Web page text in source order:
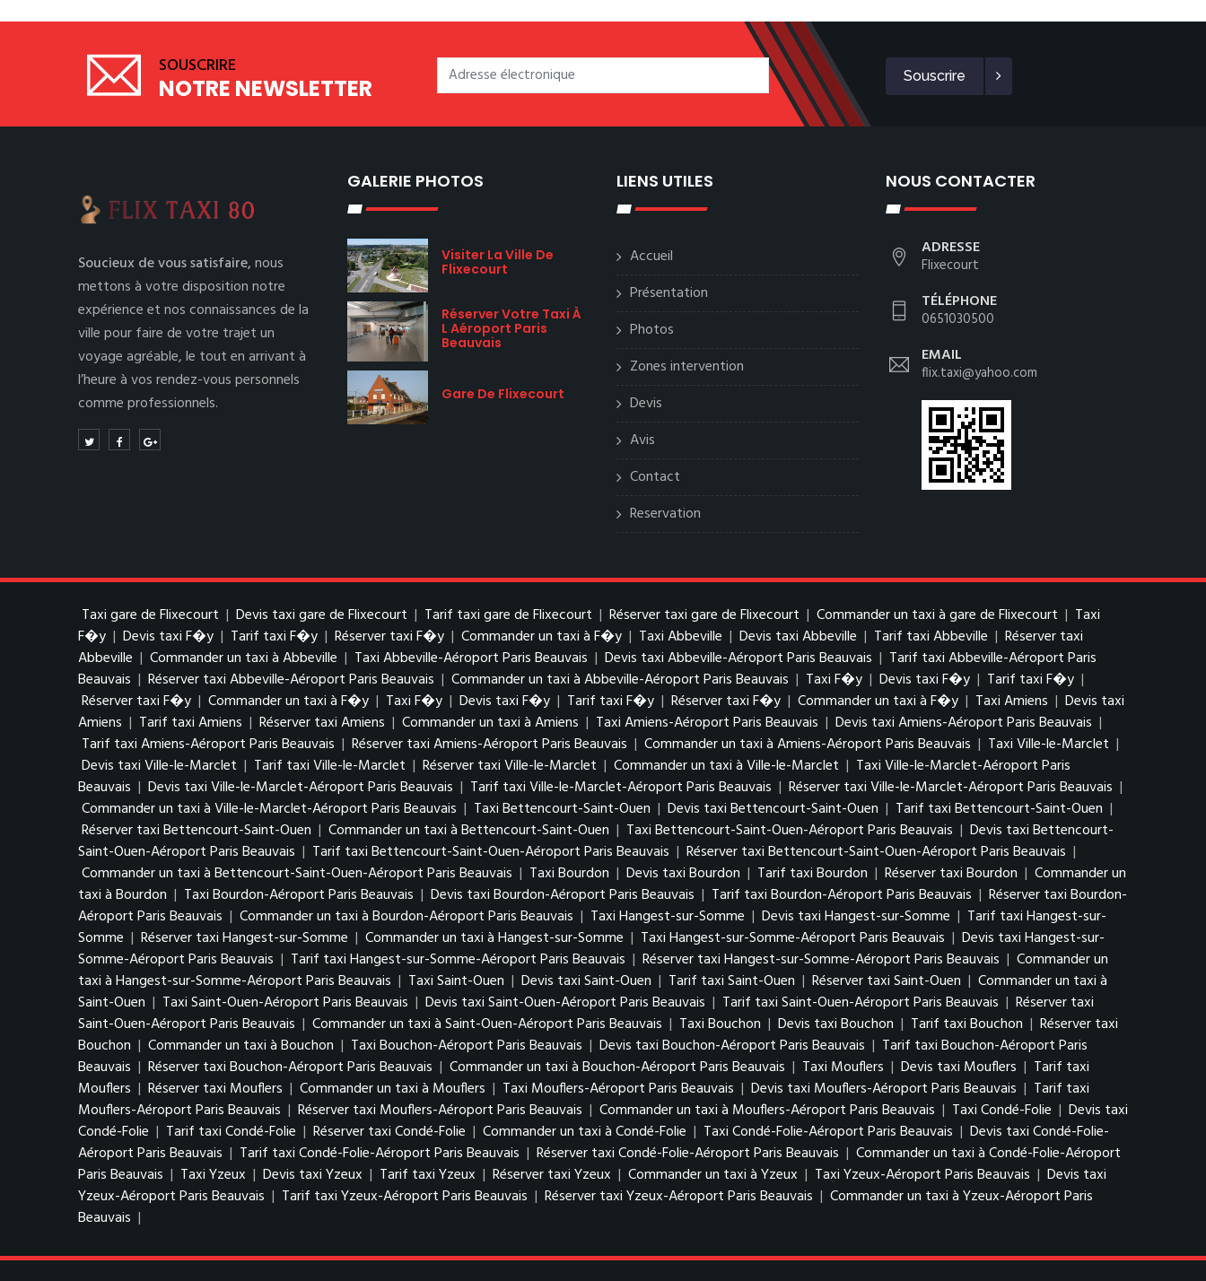
SOUSCRIRE
NOTRE NEWSLETTER Souscrire
Soucieux de vous satisfaire,nous
mettons à votre disposition notre
expérience et nos connaissances de la
ville pour faire de votre trajet un
voyage agréable, le tout en arrivant à
l’heure à vos rendez-vous personnels
comme professionnels.
GALERIE PHOTOS
Visiter La Ville De
Flixecourt
Réserver Votre Taxi À
L Aéroport Paris
Beauvais
Gare De Flixecourt
LIENS UTILES
Accueil
Présentation
Photos
Zones intervention
Devis
Avis
Contact
Reservation
NOUS CONTACTER
ADRESSE
Flixecourt
TÉLÉPHONE
0651030500
EMAIL
flix.taxi@yahoo.com
Taxi gare de Flixecourt | Devis taxi gare de Flixecourt | Tarif taxi gare de Flixecourt | Réserver taxi gare de Flixecourt | Commander un taxi à gare de Flixecourt | Taxi
F�y | Devis taxi F�y | Tarif taxi F�y | Réserver taxi F�y | Commander un taxi à F�y | Taxi Abbeville | Devis taxi Abbeville | Tarif taxi Abbeville | Réserver taxi
Abbeville | Commander un taxi à Abbeville | Taxi Abbeville-Aéroport Paris Beauvais | Devis taxi Abbeville-Aéroport Paris Beauvais | Tarif taxi Abbeville-Aéroport Paris
Beauvais | Réserver taxi Abbeville-Aéroport Paris Beauvais | Commander un taxi à Abbeville-Aéroport Paris Beauvais | Taxi F�y | Devis taxi F�y | Tarif taxi F�y |
Réserver taxi F�y | Commander un taxi à F�y | Taxi F�y | Devis taxi F�y | Tarif taxi F�y | Réserver taxi F�y | Commander un taxi à F�y | Taxi Amiens | Devis taxi
Amiens | Tarif taxi Amiens | Réserver taxi Amiens | Commander un taxi à Amiens | Taxi Amiens-Aéroport Paris Beauvais | Devis taxi Amiens-Aéroport Paris Beauvais |
Tarif taxi Amiens-Aéroport Paris Beauvais | Réserver taxi Amiens-Aéroport Paris Beauvais | Commander un taxi à Amiens-Aéroport Paris Beauvais | Taxi Ville-le-Marclet |
Devis taxi Ville-le-Marclet | Tarif taxi Ville-le-Marclet | Réserver taxi Ville-le-Marclet | Commander un taxi à Ville-le-Marclet | Taxi Ville-le-Marclet-Aéroport Paris
Beauvais | Devis taxi Ville-le-Marclet-Aéroport Paris Beauvais | Tarif taxi Ville-le-Marclet-Aéroport Paris Beauvais | Réserver taxi Ville-le-Marclet-Aéroport Paris Beauvais |
Commander un taxi à Ville-le-Marclet-Aéroport Paris Beauvais | Taxi Bettencourt-Saint-Ouen | Devis taxi Bettencourt-Saint-Ouen | Tarif taxi Bettencourt-Saint-Ouen |
Réserver taxi Bettencourt-Saint-Ouen | Commander un taxi à Bettencourt-Saint-Ouen | Taxi Bettencourt-Saint-Ouen-Aéroport Paris Beauvais | Devis taxi Bettencourt-
Saint-Ouen-Aéroport Paris Beauvais | Tarif taxi Bettencourt-Saint-Ouen-Aéroport Paris Beauvais | Réserver taxi Bettencourt-Saint-Ouen-Aéroport Paris Beauvais |
Commander un taxi à Bettencourt-Saint-Ouen-Aéroport Paris Beauvais | Taxi Bourdon | Devis taxi Bourdon | Tarif taxi Bourdon | Réserver taxi Bourdon | Commander un
taxi à Bourdon | Taxi Bourdon-Aéroport Paris Beauvais | Devis taxi Bourdon-Aéroport Paris Beauvais | Tarif taxi Bourdon-Aéroport Paris Beauvais | Réserver taxi Bourdon-
Aéroport Paris Beauvais | Commander un taxi à Bourdon-Aéroport Paris Beauvais | Taxi Hangest-sur-Somme | Devis taxi Hangest-sur-Somme | Tarif taxi Hangest-sur-
Somme | Réserver taxi Hangest-sur-Somme | Commander un taxi à Hangest-sur-Somme | Taxi Hangest-sur-Somme-Aéroport Paris Beauvais | Devis taxi Hangest-sur-
Somme-Aéroport Paris Beauvais | Tarif taxi Hangest-sur-Somme-Aéroport Paris Beauvais | Réserver taxi Hangest-sur-Somme-Aéroport Paris Beauvais | Commander un
taxi à Hangest-sur-Somme-Aéroport Paris Beauvais | Taxi Saint-Ouen | Devis taxi Saint-Ouen | Tarif taxi Saint-Ouen | Réserver taxi Saint-Ouen | Commander un taxi à
Saint-Ouen | Taxi Saint-Ouen-Aéroport Paris Beauvais | Devis taxi Saint-Ouen-Aéroport Paris Beauvais | Tarif taxi Saint-Ouen-Aéroport Paris Beauvais | Réserver taxi
Saint-Ouen-Aéroport Paris Beauvais | Commander un taxi à Saint-Ouen-Aéroport Paris Beauvais | Taxi Bouchon | Devis taxi Bouchon | Tarif taxi Bouchon | Réserver taxi
Bouchon | Commander un taxi à Bouchon | Taxi Bouchon-Aéroport Paris Beauvais | Devis taxi Bouchon-Aéroport Paris Beauvais | Tarif taxi Bouchon-Aéroport Paris
Beauvais | Réserver taxi Bouchon-Aéroport Paris Beauvais | Commander un taxi à Bouchon-Aéroport Paris Beauvais | Taxi Mouflers | Devis taxi Mouflers | Tarif taxi
Mouflers | Réserver taxi Mouflers | Commander un taxi à Mouflers | Taxi Mouflers-Aéroport Paris Beauvais | Devis taxi Mouflers-Aéroport Paris Beauvais | Tarif taxi
Mouflers-Aéroport Paris Beauvais | Réserver taxi Mouflers-Aéroport Paris Beauvais | Commander un taxi à Mouflers-Aéroport Paris Beauvais | Taxi Condé-Folie | Devis taxi
Condé-Folie | Tarif taxi Condé-Folie | Réserver taxi Condé-Folie | Commander un taxi à Condé-Folie | Taxi Condé-Folie-Aéroport Paris Beauvais | Devis taxi Condé-Folie-
Aéroport Paris Beauvais | Tarif taxi Condé-Folie-Aéroport Paris Beauvais | Réserver taxi Condé-Folie-Aéroport Paris Beauvais | Commander un taxi à Condé-Folie-Aéroport
Paris Beauvais | Taxi Yzeux | Devis taxi Yzeux | Tarif taxi Yzeux | Réserver taxi Yzeux | Commander un taxi à Yzeux | Taxi Yzeux-Aéroport Paris Beauvais | Devis taxi
Yzeux-Aéroport Paris Beauvais | Tarif taxi Yzeux-Aéroport Paris Beauvais | Réserver taxi Yzeux-Aéroport Paris Beauvais | Commander un taxi à Yzeux-Aéroport Paris
Beauvais |